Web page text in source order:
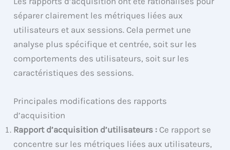
séparer clairement les métriques liées aux
utilisateurs et aux sessions. Cela permet une
analyse plus spécifique et centrée, soit sur les
comportements des utilisateurs, soit sur les
caractéristiques des sessions.
Principales modifications des rapports
d’acquisition
Rapport d’acquisition d’utilisateurs : Ce rapport se
concentre sur les métriques liées aux utilisateurs,